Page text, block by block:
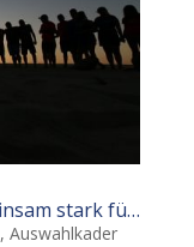
Projekt „Jugend bewegt – Gemeinsam stark für den Handball“
, Auswahlkader